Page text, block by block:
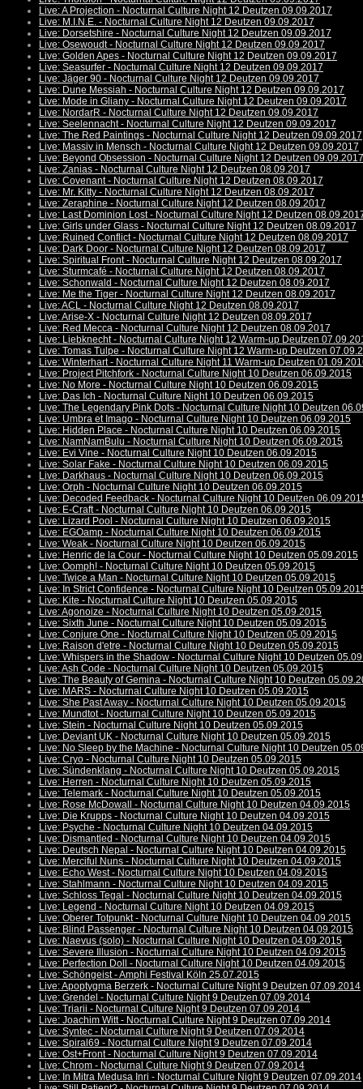
Live: A Projection - Nocturnal Culture Night 12 Deutzen 09.09.2017
Live: M.I.N.E. - Nocturnal Culture Night 12 Deutzen 09.09.2017
Live: Dorsetshire - Nocturnal Culture Night 12 Deutzen 09.09.2017
Live: Osewoudt - Nocturnal Culture Night 12 Deutzen 09.09.2017
Live: Golden Apes - Nocturnal Culture Night 12 Deutzen 09.09.2017
Live: Seasurfer - Nocturnal Culture Night 12 Deutzen 09.09.2017
Live: Jäger 90 - Nocturnal Culture Night 12 Deutzen 09.09.2017
Live: Dune Messiah - Nocturnal Culture Night 12 Deutzen 09.09.2017
Live: Mode in Gliany - Nocturnal Culture Night 12 Deutzen 09.09.2017
Live: NordarR - Nocturnal Culture Night 12 Deutzen 09.09.2017
Live: Seelennacht - Nocturnal Culture Night 12 Deutzen 09.09.2017
Live: The Red Paintings - Nocturnal Culture Night 12 Deutzen 09.09.2017
Live: Massiv in Mensch - Nocturnal Culture Night 12 Deutzen 09.09.2017
Live: Beyond Obsession - Nocturnal Culture Night 12 Deutzen 09.09.2017
Live: Zanias - Nocturnal Culture Night 12 Deutzen 08.09.2017
Live: Covenant - Nocturnal Culture Night 12 Deutzen 08.09.2017
Live: Mr. Kitty - Nocturnal Culture Night 12 Deutzen 08.09.2017
Live: Zeraphine - Nocturnal Culture Night 12 Deutzen 08.09.2017
Live: Last Dominion Lost - Nocturnal Culture Night 12 Deutzen
Live: Girls under Glass - Nocturnal Culture Night 12 Deutzen 08.09.2017
Live: Ruined Conflict - Nocturnal Culture Night 12 Deutzen 08.09.2017
Live: Dark Door - Nocturnal Culture Night 12 Deutzen 08.09.2017
Live: Spiritual Front - Nocturnal Culture Night 12 Deutzen 08.09.2017
Live: Sturmcafé - Nocturnal Culture Night 12 Deutzen 08.09.2017
Live: Schonwald - Nocturnal Culture Night 12 Deutzen 08.09.2017
Live: Me the Tiger - Nocturnal Culture Night 12 Deutzen 08.09.2017
Live: ACL - Nocturnal Culture Night 12 Deutzen 08.09.2017
Live: Arise-X - Nocturnal Culture Night 12 Deutzen 08.09.2017
Live: Red Mecca - Nocturnal Culture Night 12 Deutzen 08.09.2017
Live: Liebknecht - Nocturnal Culture Night 12 Warm-up Deutzen
Live: Tomas Tulpe - Nocturnal Culture Night 12 Warm-up Deutzen
Live: Winterhart - Nocturnal Culture Night 11 Warm-up Deutzen
Live: Project Pitchfork - Nocturnal Culture Night 10 Deutzen 06.09.2015
Live: No More - Nocturnal Culture Night 10 Deutzen 06.09.2015
Live: Das Ich - Nocturnal Culture Night 10 Deutzen 06.09.2015
Live: The Legendary Pink Dots - Nocturnal Culture Night 10 Deutzen
Live: Umbra et Imago - Nocturnal Culture Night 10 Deutzen 06.09.2015
Live: Hidden Place - Nocturnal Culture Night 10 Deutzen 06.09.2015
Live: NamNamBulu - Nocturnal Culture Night 10 Deutzen 06.09.2015
Live: Evi Vine - Nocturnal Culture Night 10 Deutzen 06.09.2015
Live: Solar Fake - Nocturnal Culture Night 10 Deutzen 06.09.2015
Live: Darkhaus - Nocturnal Culture Night 10 Deutzen 06.09.2015
Live: Orph - Nocturnal Culture Night 10 Deutzen 06.09.2015
Live: Decoded Feedback - Nocturnal Culture Night 10 Deutzen
Live: E-Craft - Nocturnal Culture Night 10 Deutzen 06.09.2015
Live: Lizard Pool - Nocturnal Culture Night 10 Deutzen 06.09.2015
Live: EGOamp - Nocturnal Culture Night 10 Deutzen 06.09.2015
Live: Weak - Nocturnal Culture Night 10 Deutzen 06.09.2015
Live: Henric de la Cour - Nocturnal Culture Night 10 Deutzen 05.09.2015
Live: Oomph! - Nocturnal Culture Night 10 Deutzen 05.09.2015
Live: Twice a Man - Nocturnal Culture Night 10 Deutzen 05.09.2015
Live: In Strict Confidence - Nocturnal Culture Night 10 Deutzen
Live: Kite - Nocturnal Culture Night 10 Deutzen 05.09.2015
Live: Agonoize - Nocturnal Culture Night 10 Deutzen 05.09.2015
Live: Sixth June - Nocturnal Culture Night 10 Deutzen 05.09.2015
Live: Conjure One - Nocturnal Culture Night 10 Deutzen 05.09.2015
Live: Raison d'etre - Nocturnal Culture Night 10 Deutzen 05.09.2015
Live: Whispers in the Shadow - Nocturnal Culture Night 10 Deutzen
Live: Ash Code - Nocturnal Culture Night 10 Deutzen 05.09.2015
Live: The Beauty of Gemina - Nocturnal Culture Night 10 Deutzen
Live: MARS - Nocturnal Culture Night 10 Deutzen 05.09.2015
Live: She Past Away - Nocturnal Culture Night 10 Deutzen 05.09.2015
Live: Mundtot - Nocturnal Culture Night 10 Deutzen 05.09.2015
Live: Stein - Nocturnal Culture Night 10 Deutzen 05.09.2015
Live: Deviant UK - Nocturnal Culture Night 10 Deutzen 05.09.2015
Live: No Sleep by the Machine - Nocturnal Culture Night 10 Deutzen
Live: Cryo - Nocturnal Culture Night 10 Deutzen 05.09.2015
Live: Sündenklang - Nocturnal Culture Night 10 Deutzen 05.09.2015
Live: Herren - Nocturnal Culture Night 10 Deutzen 05.09.2015
Live: Telemark - Nocturnal Culture Night 10 Deutzen 05.09.2015
Live: Rose McDowall - Nocturnal Culture Night 10 Deutzen 04.09.2015
Live: Die Krupps - Nocturnal Culture Night 10 Deutzen 04.09.2015
Live: Psyche - Nocturnal Culture Night 10 Deutzen 04.09.2015
Live: Dismantled - Nocturnal Culture Night 10 Deutzen 04.09.2015
Live: Deutsch Nepal - Nocturnal Culture Night 10 Deutzen 04.09.2015
Live: Merciful Nuns - Nocturnal Culture Night 10 Deutzen 04.09.2015
Live: Echo West - Nocturnal Culture Night 10 Deutzen 04.09.2015
Live: Stahlmann - Nocturnal Culture Night 10 Deutzen 04.09.2015
Live: Schloss Tegal - Nocturnal Culture Night 10 Deutzen 04.09.2015
Live: Legend - Nocturnal Culture Night 10 Deutzen 04.09.2015
Live: Oberer Totpunkt - Nocturnal Culture Night 10 Deutzen 04.09.2015
Live: Blind Passenger - Nocturnal Culture Night 10 Deutzen 04.09.2015
Live: Naevus (solo) - Nocturnal Culture Night 10 Deutzen 04.09.2015
Live: Severe Illusion - Nocturnal Culture Night 10 Deutzen 04.09.2015
Live: Perfection Doll - Nocturnal Culture Night 10 Deutzen 04.09.2015
Live: Schöngeist - Amphi Festival Köln 25.07.2015
Live: Apoptygma Berzerk - Nocturnal Culture Night 9 Deutzen 07.09.2014
Live: Grendel - Nocturnal Culture Night 9 Deutzen 07.09.2014
Live: Triarii - Nocturnal Culture Night 9 Deutzen 07.09.2014
Live: Joachim Witt - Nocturnal Culture Night 9 Deutzen 07.09.2014
Live: Syntec - Nocturnal Culture Night 9 Deutzen 07.09.2014
Live: Spiral69 - Nocturnal Culture Night 9 Deutzen 07.09.2014
Live: Ost+Front - Nocturnal Culture Night 9 Deutzen 07.09.2014
Live: Chrom - Nocturnal Culture Night 9 Deutzen 07.09.2014
Live: In Mitra Medusa Inri - Nocturnal Culture Night 9 Deutzen 07.09.2014